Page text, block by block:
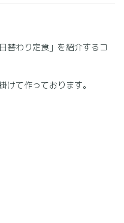
替わり定食」を紹介するコ
て作っております。